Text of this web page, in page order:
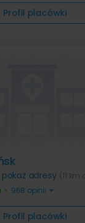
Profil placówki
pokaż adresy (11
• 968 opinii
Profil placówki